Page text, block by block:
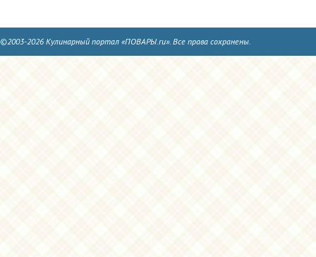
©2003-2026 Кулинарный портал «ПОВАРЫ.ru». Все права сохранены.